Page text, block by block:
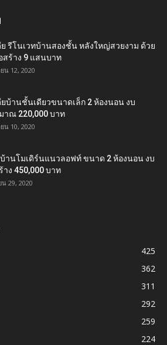
ย รีโนเวทบ้านสองชั้น หลังใหญ่สวยงาม ด้วย
สร้าง 9 แสนบาท
น 12, 2020
ยบ้านชั้นเดียวขนาดเล็ก 2 ห้องนอน งบ
าณ 220,000 บาท
น 10, 2020
านโมเดิร์นแนวลอฟท์ ขนาด 2 ห้องนอน งบ
าง 450,000 บาท
น 29, 2020
425
362
311
292
259
224